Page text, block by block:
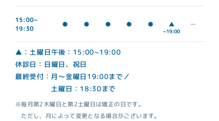
15:00~
19:30
● ● ● ● ● ▲
~19:00
ー
▲：土曜日午後：15:00~19:00
休診日：日曜日、祝日
最終受付：月～金曜日19:00まで／
土曜日：18:30まで
※毎月第2木曜日と第2土曜日は矯正の日です。
ただし、月によって変更となる場合がございます。